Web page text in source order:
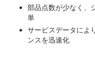
部品点数が少なく、
単
サービスデータによ
ンスを迅速化